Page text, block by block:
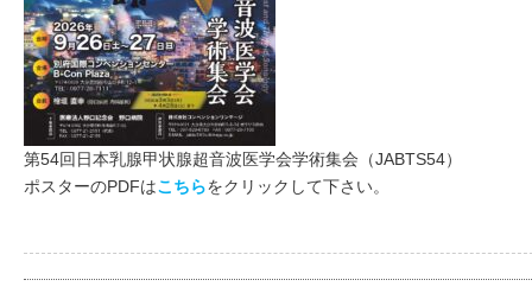
第54回日本乳腺甲状腺超音波医学会学術集会（JABTS54）
ポスターのPDFはこちらをクリックして下さい。